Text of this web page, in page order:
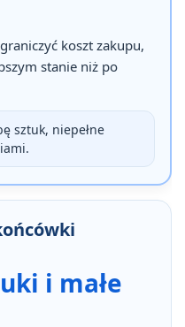
koszt zakupu,
stanie niż po
sztuk, niepełne
i małe